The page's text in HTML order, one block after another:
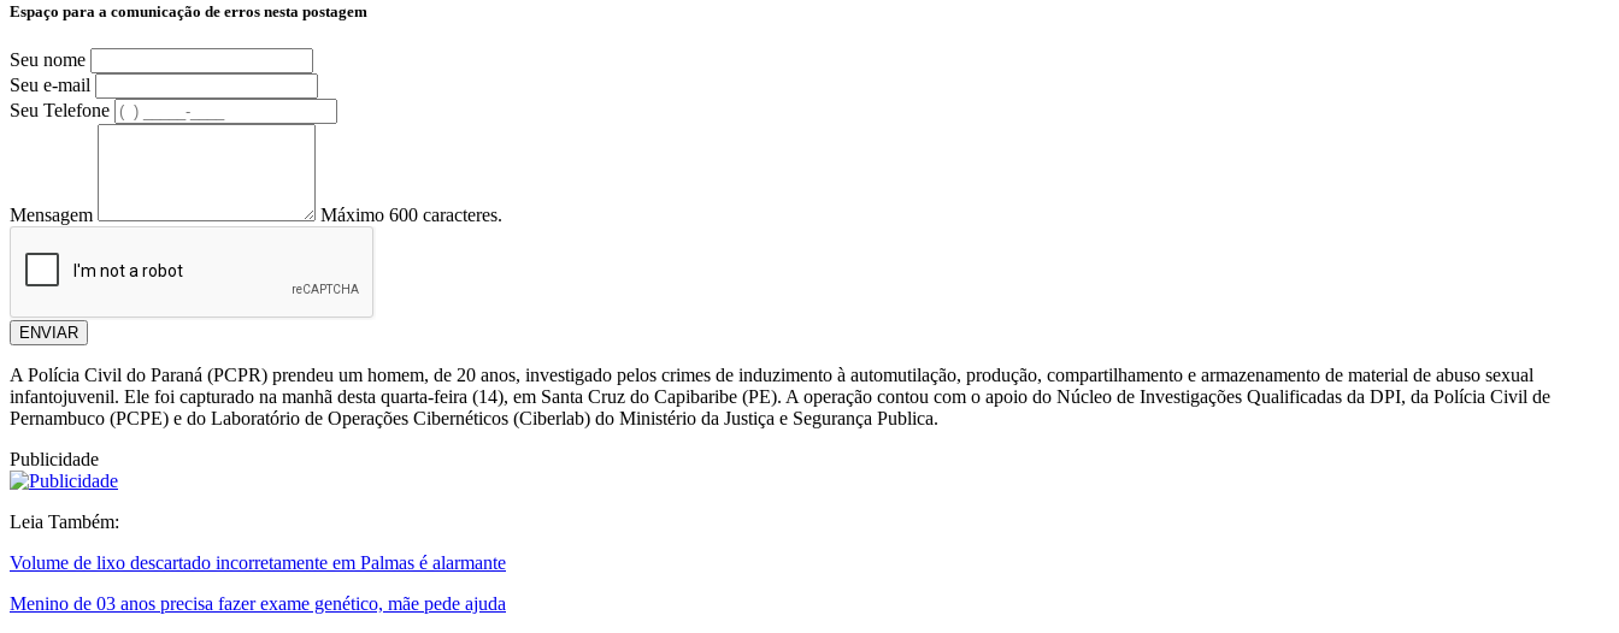
Espaço para a comunicação de erros nesta postagem
Seu nome
Seu e-mail
Seu Telefone
Mensagem Máximo 600 caracteres.
ENVIAR
A Polícia Civil do Paraná (PCPR) prendeu um homem, de 20 anos, investigado pelos crimes de induzimento à automutilação, produção, compartilhamento e armazenamento de material de abuso sexual
infantojuvenil. Ele foi capturado na manhã desta quarta-feira (14), em Santa Cruz do Capibaribe (PE). A operação contou com o apoio do Núcleo de Investigações Qualificadas da DPI, da Polícia Civil de
Pernambuco (PCPE) e do Laboratório de Operações Cibernéticos (Ciberlab) do Ministério da Justiça e Segurança Publica.
Publicidade
Leia Também:
Volume de lixo descartado incorretamente em Palmas é alarmante
Menino de 03 anos precisa fazer exame genético, mãe pede ajuda